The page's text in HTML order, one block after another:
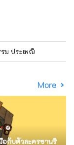
ม ประเพณี
More
อกับตัวละครซานริ